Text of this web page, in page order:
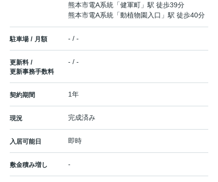
熊本市電A系統 「健軍町 」駅 徒歩39分
熊本市電A系統 「動植物園入口 」駅 徒歩40分
駐車場 / 月額 - / -
更新料 /
更新事務手数料
- / -
契約期間 1年
現況 完成済み
入居可能日 即時
敷金積み増し -